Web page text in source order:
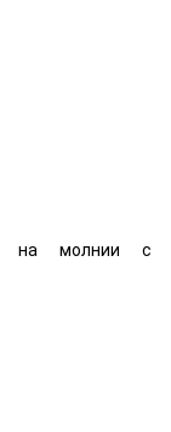
на молнии с